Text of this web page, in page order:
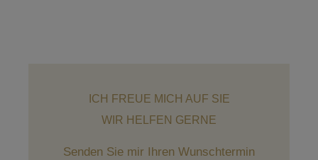
ICH FREUE MICH AUF SIE
WIR HELFEN GERNE
Senden Sie mir Ihren Wunschtermin